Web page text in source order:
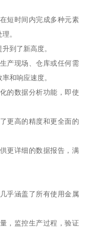
短时间内完成多种元素
。
到了新高度。
产现场、仓库或任何需
和响应速度。
的数据分析功能，即使
更高的精度和更全面的
更详细的数据报告，满
乎涵盖了所有使用金属
，监控生产过程，验证